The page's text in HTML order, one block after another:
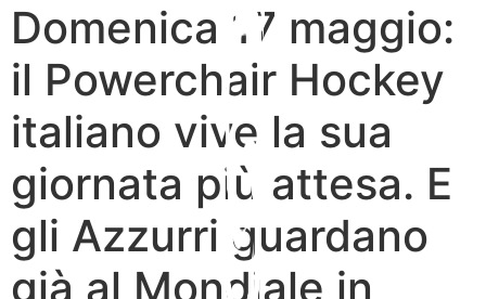
Domenica 17 maggio:
il Powerchair Hockey
italiano vive la sua
giornata più attesa. E
gli Azzurri guardano
già al Mondiale in